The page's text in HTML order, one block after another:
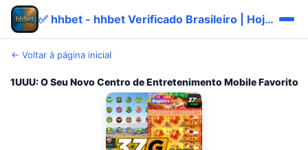
✅ hhbet - hhbet Verificado Brasileiro | Hoje Bônus
← Voltar à página inicial
1UUU: O Seu Novo Centro de Entretenimento Mobile Favorito